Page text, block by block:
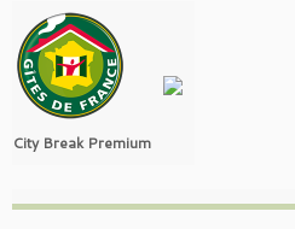
City Break Premium